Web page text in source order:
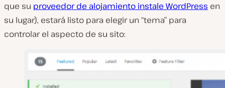
que su proveedor de alojamiento instale WordPress en
su lugar), estará listo para elegir un “tema” para
controlar el aspecto de su sito: